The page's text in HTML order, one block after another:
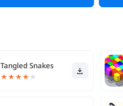
Tangled Snakes
★★★★ ★